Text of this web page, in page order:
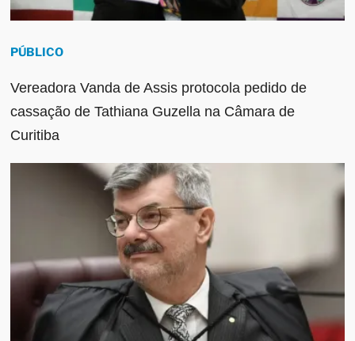
PÚBLICO
Vereadora Vanda de Assis protocola pedido de
cassação de Tathiana Guzella na Câmara de
Curitiba